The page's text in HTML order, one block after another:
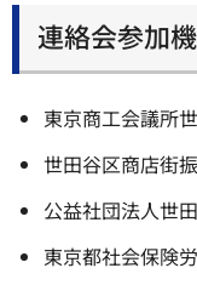
連絡会参加
東京商工会議所
世田谷区商店街
公益社団法人世
東京都社会保険